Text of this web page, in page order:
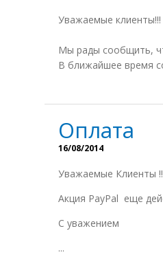
Уважаемые клиенты!!!
Мы рады сообщить,
В ближайшее время
Оплата
16/08/2014
Уважаемые Клиенты
Акция PayPal еще
С уважением
...